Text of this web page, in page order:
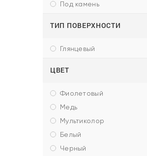
под камень
ТИП ПОВЕРХНОСТИ
глянцевый
ЦВЕТ
фиолетовый
медь
мультиколор
белый
черный